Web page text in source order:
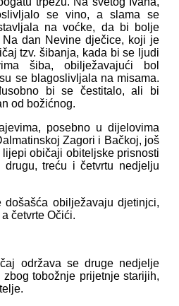
se vino, a slama se
na voćke, da bi bolje
dan Nevine dječice, koji je
tzv. šibanja, kada bi se ljudi
šiba, obilježavajući bol
se blagoslivljala na misama.
bi se čestitalo, ali bi
od božićnog.
posebno u dijelovima
Zagori i Bačkoj, još
običaji obiteljske prisnosti
treću i četvrtu nedjelju
došašća obilježavaju djetinjci,
četvrte Očići.
održava se druge nedjelje
tobožnje prijetnje starijih,